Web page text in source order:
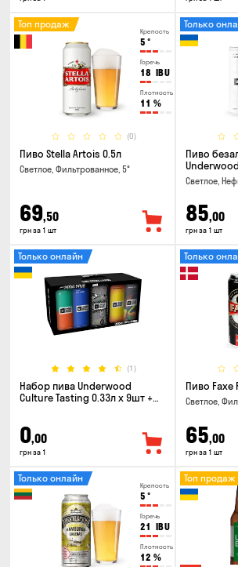
Крепость
5 °
Горечь
18 IBU
Плотность
11 %
(0)
Топ продаж
Пиво Stella Artois 0.5л
Светлое, Фильтрованное, 5°
69,50
грн за 1 шт
Только
Пиво
Светлое,
85,00
грн за 1 шт
(1)
Только онлайн
Набор пива Underwood
Culture Tasting 0.33л x 9шт +
0,00
грн за 1
Только
Пиво Faxe
Светлое,
65,00
грн за 1 шт
Крепость
5 °
Горечь
21 IBU
Плотность
12 %
Только онлайн Топ продаж